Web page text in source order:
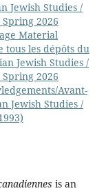
Jewish Studies /
2026
Material
tous les dépôts du
Jewish Studies /
2026
Avant-
Jewish Studies /
is an